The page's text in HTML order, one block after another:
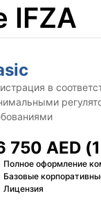
IFZA
в
750 AED
Полное оформление
Базовые
Лицензия